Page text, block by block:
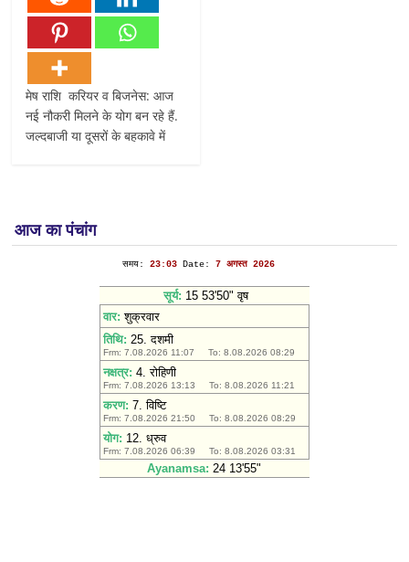
मेष राशि करियर व बिजनेस: आज
नई नौकरी मिलने के योग बन रहे हैं.
जल्दबाजी या दूसरों के बहकावे में
आज का पंचांग